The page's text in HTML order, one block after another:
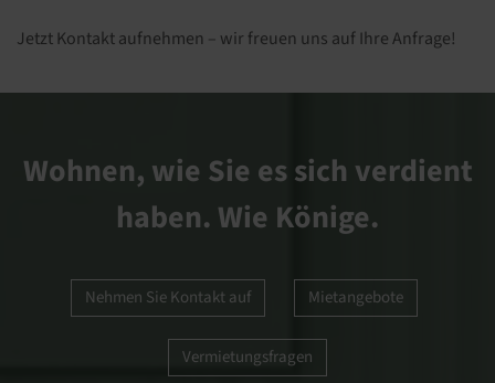
Jetzt Kontakt aufnehmen – wir freuen uns auf Ihre Anfrage!
Wohnen, wie Sie es sich verdient
haben. Wie Könige.
Nehmen Sie Kontakt auf Mietangebote
Vermietungsfragen